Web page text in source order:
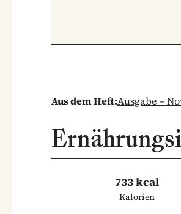
Aus dem Heft:Ausgabe –
733 kcal
Kalorien